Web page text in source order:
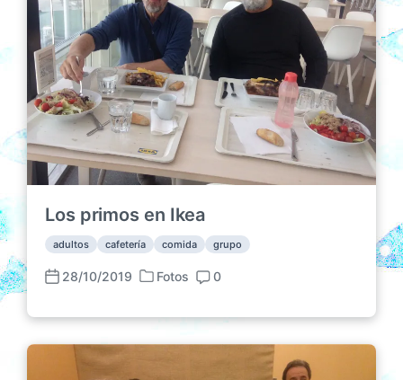
Los primos en Ikea
adultos cafetería comida grupo
F
c
h
28/10/2019
P
b
l
Fotos
C
m
e
0